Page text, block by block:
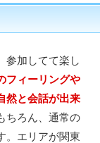
参加してて楽し
フィーリングや
然と会話が出来
ちろん、通常の
。エリアが関東